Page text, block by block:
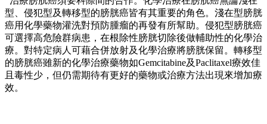
型、侵犯型及轉移型的膀胱癌皆有其重要的角色。淺在型膀胱
癌用化學藥物灌洗對預防腫瘤的再發有所幫助。侵犯型膀胱癌
可選擇高危險群病患，在根除性膀胱切除後做輔助性的化學治
療。對特定病人可藉合併放射及化學治療將膀胱保留。轉移型
的膀胱癌雖新的化學治療藥物如Gemcitabine及Paclitaxel療效佳
且毒性少，但仍需期待有更好的藥物或治療方法出現來增加療
效。